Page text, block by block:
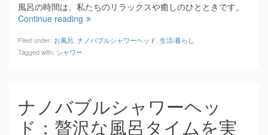
風呂の時間は、私たちのリラックスや癒しのひとときです。
Continue reading
Filed under: お風呂 ナノバブルシャワーヘッド 生活/暮らし
Tagged with: シャワー
ナノバブルシャワーヘッ
ド：贅沢な風呂タイムを実